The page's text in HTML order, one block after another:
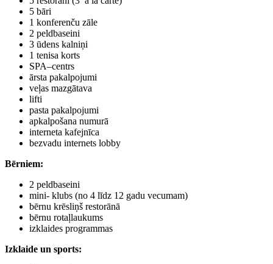
5 bāri
1 konferenču zāle
2 peldbaseini
3 ūdens kalniņi
1 tenisa korts
SPA–centrs
ārsta pakalpojumi
veļas mazgātava
lifti
pasta pakalpojumi
apkalpošana numurā
interneta kafejnīca
bezvadu internets lobby
Bērniem:
2 peldbaseini
mini- klubs (no 4 līdz 12 gadu vecumam)
bērnu krēsliņš restorānā
bērnu rotaļlaukums
izklaides programmas
Izklaide un sports: